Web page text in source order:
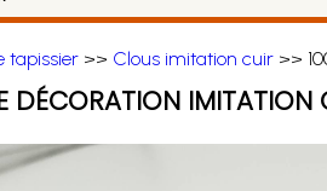
tapissier>> Clous imitation cuir>>
DÉCORATION IMITATION